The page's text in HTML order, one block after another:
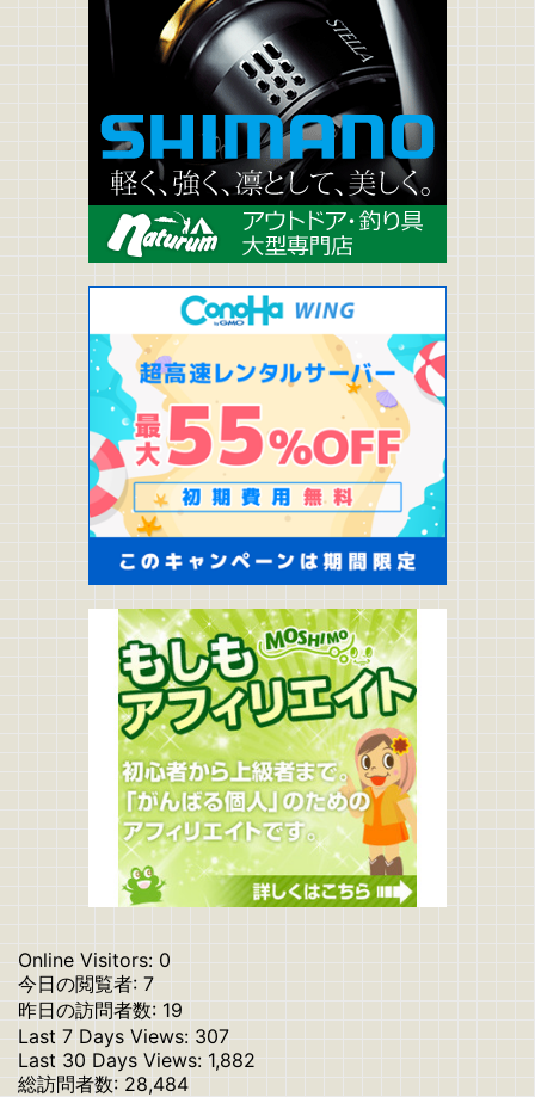
Online Visitors: 0
今日の閲覧者: 7
昨日の訪問者数: 19
Last 7 Days Views: 307
Last 30 Days Views: 1,882
総訪問者数: 28,484